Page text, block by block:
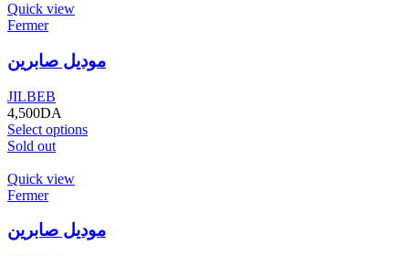
Quick view
Fermer
موديل صابرين
JILBEB
4,500DA
Select options
Sold out
Quick view
Fermer
موديل صابرين